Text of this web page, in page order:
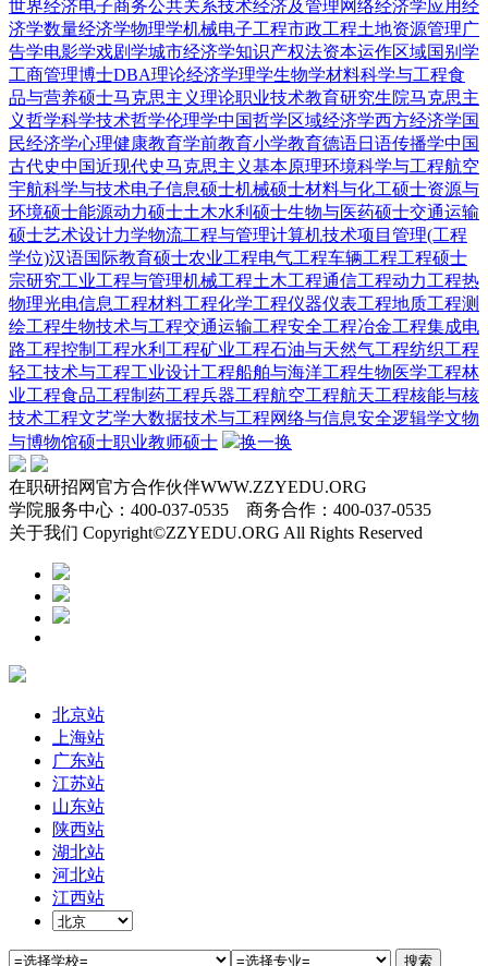
世界经济电子商务公共关系技术经济及管理网络经济学应用经
济学数量经济学物理学机械电子工程市政工程土地资源管理广
告学电影学戏剧学城市经济学知识产权法资本运作区域国别学
工商管理博士DBA理论经济学理学生物学材料科学与工程食
品与营养硕士马克思主义理论职业技术教育研究生院马克思主
义哲学科学技术哲学伦理学中国哲学区域经济学西方经济学国
民经济学心理健康教育学前教育小学教育德语日语传播学中国
古代史中国近现代史马克思主义基本原理环境科学与工程航空
宇航科学与技术电子信息硕士机械硕士材料与化工硕士资源与
环境硕士能源动力硕士土木水利硕士生物与医药硕士交通运输
硕士艺术设计力学物流工程与管理计算机技术项目管理(工程
学位)汉语国际教育硕士农业工程电气工程车辆工程工程硕士
宗研究工业工程与管理机械工程土木工程通信工程动力工程热
物理光电信息工程材料工程化学工程仪器仪表工程地质工程测
绘工程生物技术与工程交通运输工程安全工程冶金工程集成电
路工程控制工程水利工程矿业工程石油与天然气工程纺织工程
轻工技术与工程工业设计工程船舶与海洋工程生物医学工程林
业工程食品工程制药工程兵器工程航空工程航天工程核能与核
技术工程文艺学大数据技术与工程网络与信息安全逻辑学文物
与博物馆硕士职业教师硕士 换一换
在职研招网官方合作伙伴WWW.ZZYEDU.ORG
学院服务中心：400-037-0535 商务合作：400-037-0535
关于我们 Copyright©ZZYEDU.ORG All Rights Reserved
北京站
上海站
广东站
江苏站
山东站
陕西站
湖北站
河北站
江西站